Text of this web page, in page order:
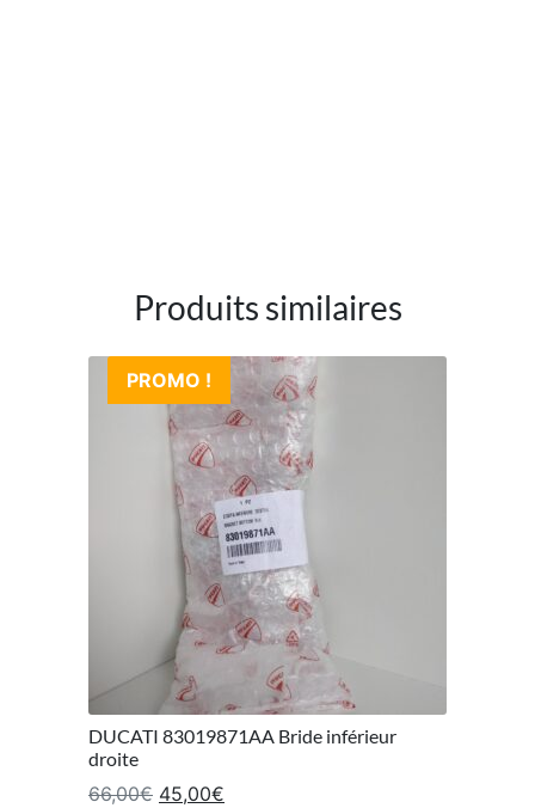
Produits similaires
PROMO !
DUCATI 83019871AA Bride inférieur
droite
66,00€ Le prix initial était : 66,00€.
45,00€